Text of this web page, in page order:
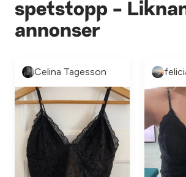
spetstopp -
annonser
Celina Tagesson